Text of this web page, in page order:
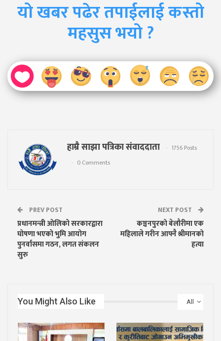
यो खबर पढेर तपाईलाई कस्तो
महसुस भयो ?
हाम्रै साझा पत्रिका संवाददाता
1756 Posts
0 Comments
PREV POST
प्रधानमन्त्री ओलिको सरकारद्वारा
घोषणा भएको भुमि आयोग
पुनर्वासमा गठन, लगत संकलन
सुरु
NEXT POST
कञ्चनपुरको बेलौरीमा एक
महिलाले गरीन आफ्नै श्रीमानको
हत्या
All
You Might Also Like